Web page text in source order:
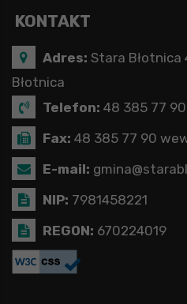
KONTAKT
Adres: Stara Błotnica
Błotnica
Telefon: 48 385 77 90
Fax: 48 385 77 90
E-mail:
NIP: 7981458221
REGON: 670224019